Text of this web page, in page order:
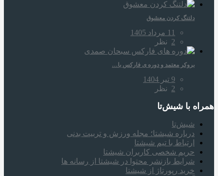
دلتنگ کردن معشوق
11 مرداد 1405
2 نظر
بروکر معتمد و دوره‌ ی فارکس با…
9 تیر 1404
2 نظر
همراه‌ با شیش‌تا
شیش‌تا
درباره شیشتا؛ مجله ورزش و تربیت بدنی
ارتباط با تیم شیشتا
حریم شخصی کاربران شیشتا
شرایط بازنشر محتوا در شیشتا از رسانه ها
خرید رپورتاژ از شیشتا